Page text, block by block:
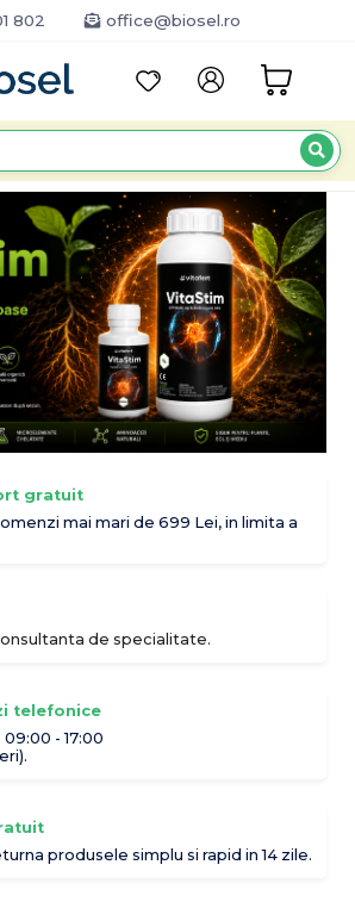
802 office@biosel.ro
gratuit
mai mari de 699 Lei, in limita a
de specialitate.
telefonice
- 17:00
produsele simplu si rapid in 14 zile.